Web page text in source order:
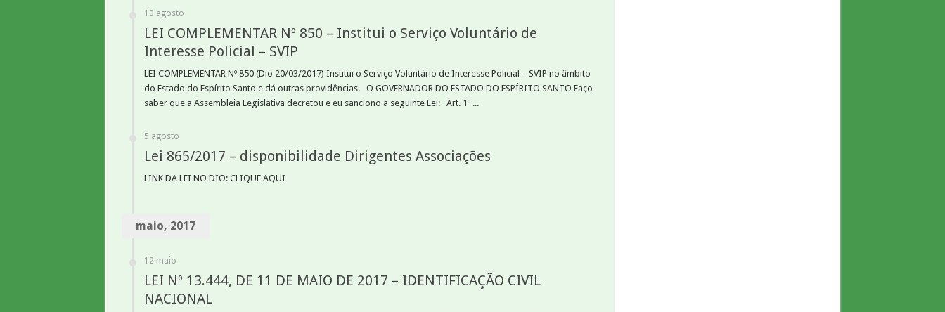
10 agosto
LEI COMPLEMENTAR Nº 850 – Institui o Serviço Voluntário de
Interesse Policial – SVIP
LEI COMPLEMENTAR Nº 850 (Dio 20/03/2017) Institui o Serviço Voluntário de Interesse Policial – SVIP no âmbito
do Estado do Espírito Santo e dá outras providências. O GOVERNADOR DO ESTADO DO ESPÍRITO SANTO Faço
saber que a Assembleia Legislativa decretou e eu sanciono a seguinte Lei: Art. 1º ...
5 agosto
Lei 865/2017 – disponibilidade Dirigentes Associações
LINK DA LEI NO DIO: CLIQUE AQUI
maio, 2017
12 maio
LEI Nº 13.444, DE 11 DE MAIO DE 2017 – IDENTIFICAÇÃO CIVIL
NACIONAL